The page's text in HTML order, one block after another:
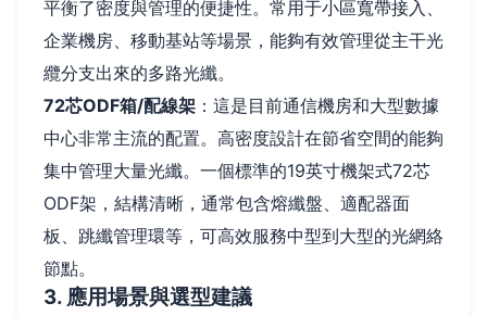
平衡了密度與管理的便捷性。常用于小區寬帶接入、
企業機房、移動基站等場景，能夠有效管理從主干光
纜分支出來的多路光纖。
72芯ODF箱/配線架 ：這是目前通信機房和大型數據
中心非常主流的配置。高密度設計在節省空間的能夠
集中管理大量光纖。一個標準的19英寸機架式72芯
ODF架，結構清晰，通常包含熔纖盤、適配器面
板、跳纖管理環等，可高效服務中型到大型的光網絡
節點。
3. 應用場景與選型建議